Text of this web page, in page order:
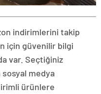
indirimlerini takip
için güvenilir bilgi
var. Seçtiğiniz
medya
ürünlere